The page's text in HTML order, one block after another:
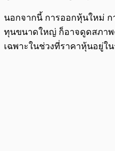
นอกจากนี้ การออกหุ้นใหม่ ก
ทุนขนาดใหญ่ ก็อาจดูดสภา
เฉพาะในช่วงที่ราคาหุ้นอยู่ใ